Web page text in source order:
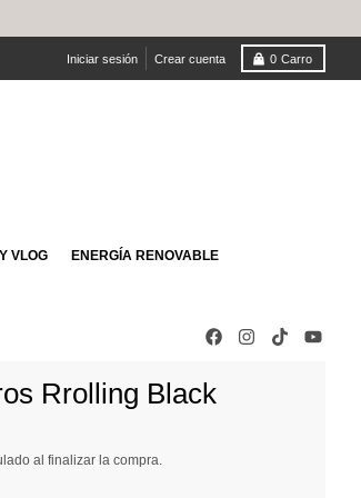
Iniciar sesión Crear cuenta 0 Carro
VLOG ENERGÍA RENOVABLE
Rrolling Black
al finalizar la compra.